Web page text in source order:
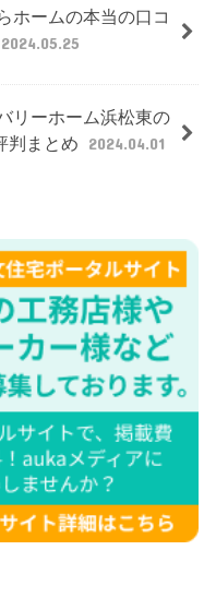
ホームの本当の口コ
2024.05.25
リーホーム浜松東の
判まとめ
2024.04.01